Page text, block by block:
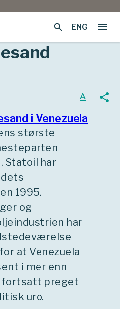
menu
search ENG
i Venezuela
text_format share
største
Statoil har
1995.
og
har
at Venezuela
i mer enn
fortsatt preget
uro.